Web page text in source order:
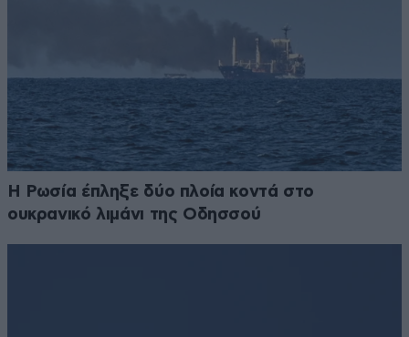
Η Ρωσία έπληξε δύο πλοία κοντά στο
ουκρανικό λιμάνι της Οδησσού